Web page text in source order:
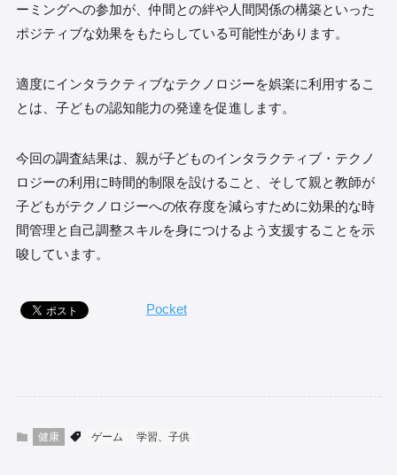
ーミングへの参加が、仲間との絆や人間関係の構築といった
ポジティブな効果をもたらしている可能性があります。
適度にインタラクティブなテクノロジーを娯楽に利用するこ
とは、子どもの認知能力の発達を促進します。
今回の調査結果は、親が子どものインタラクティブ・テクノ
ロジーの利用に時間的制限を設けること、そして親と教師が
子どもがテクノロジーへの依存度を減らすために効果的な時
間管理と自己調整スキルを身につけるよう支援することを示
唆しています。
Pocket
健康 ゲーム 学習、子供